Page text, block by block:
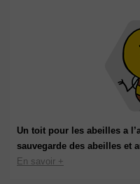
Un toit pour les abeilles a
sauvegarde des abeilles et
En savoir +